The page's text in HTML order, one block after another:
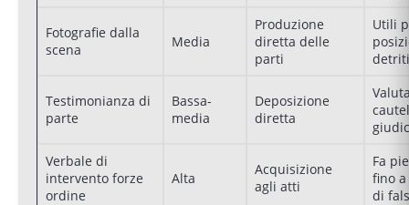
Fotografie dalla
scena
Media
Produzione
diretta delle
parti
Utili
Testimonianza di
parte
Bassa-
media
Deposizione
diretta
Verbale di
intervento forze
ordine
Alta
Acquisizione
agli atti
Fa
fino a
di